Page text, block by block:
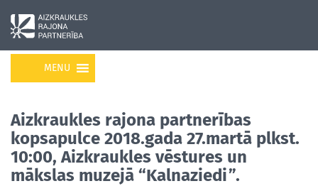
MENU
Aizkraukles rajona partnerības
kopsapulce 2018.gada 27.martā plkst.
10:00, Aizkraukles vēstures un
mākslas muzejā “Kalnaziedi”.